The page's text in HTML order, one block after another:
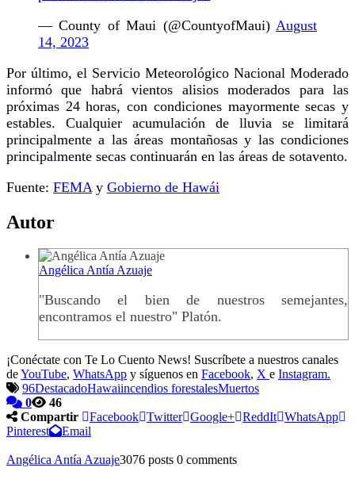
— County of Maui (@CountyofMaui) August
14, 2023
Por último, el Servicio Meteorológico Nacional Moderado
informó que habrá vientos alisios moderados para las
próximas 24 horas, con condiciones mayormente secas y
estables. Cualquier acumulación de lluvia se limitará
principalmente a las áreas montañosas y las condiciones
principalmente secas continuarán en las áreas de sotavento.
Fuente: FEMA y Gobierno de Hawái
Autor
Angélica Antía Azuaje
"Buscando el bien de nuestros semejantes,
encontramos el nuestro" Platón.
¡Conéctate con Te Lo Cuento News! Suscríbete a nuestros canales
deYouTube, WhatsApp y síguenos en Facebook, X e Instagram.
96DestacadoHawaiincendios forestalesMuertos
0
46
Compartir
Facebook Twitter Google+ ReddIt WhatsApp
Pinterest
Email
Angélica Antía Azuaje3076 posts 0 comments